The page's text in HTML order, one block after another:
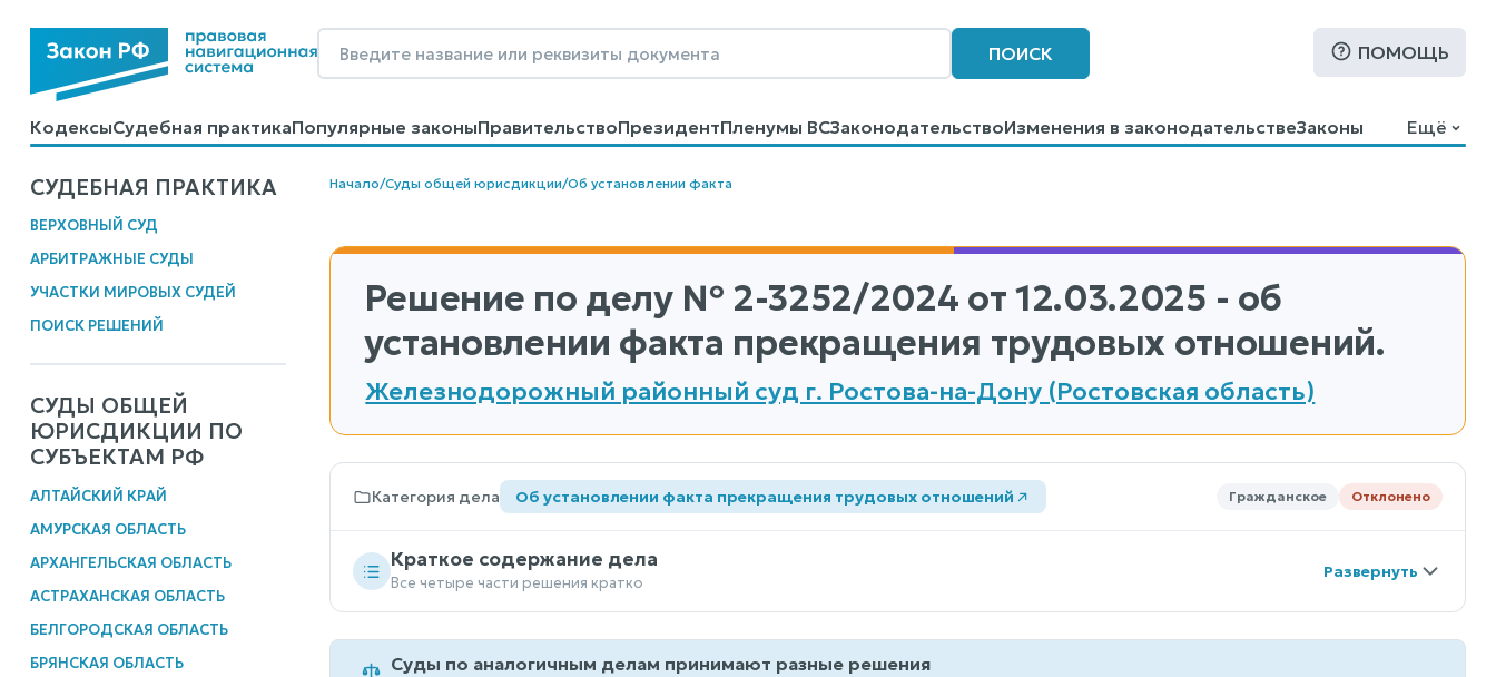
ПОИСК ПОМОЩЬ
КодексыСудебная практикаПопулярные законыПравительствоПрезидентПленумы ВСЗаконодательствоИзменения в законодательствеЗаконы
КалькуляторыСправочные материалыОбразцы договоровКонтактыПомощьПоиск
Ещё
СУДЕБНАЯ ПРАКТИКА
ВЕРХОВНЫЙ СУД
АРБИТРАЖНЫЕ СУДЫ
УЧАСТКИ МИРОВЫХ СУДЕЙ
ПОИСК РЕШЕНИЙ
СУДЫ ОБЩЕЙ
ЮРИСДИКЦИИ ПО
СУБЪЕКТАМ РФ
АЛТАЙСКИЙ КРАЙ
АМУРСКАЯ ОБЛАСТЬ
АРХАНГЕЛЬСКАЯ ОБЛАСТЬ
АСТРАХАНСКАЯ ОБЛАСТЬ
БЕЛГОРОДСКАЯ ОБЛАСТЬ
БРЯНСКАЯ ОБЛАСТЬ
Начало/Суды общей юрисдикции/Об установлении факта
Решение по делу № 2-3252/2024 от 12.03.2025 - об
установлении факта прекращения трудовых отношений.
Железнодорожный районный суд г. Ростова-на-Дону (Ростовская область)
Категория дела Об установлении факта прекращения трудовых отношений Гражданское Отклонено
Краткое содержание дела
Все четыре части решения кратко
Суды по аналогичным делам принимают разные решения